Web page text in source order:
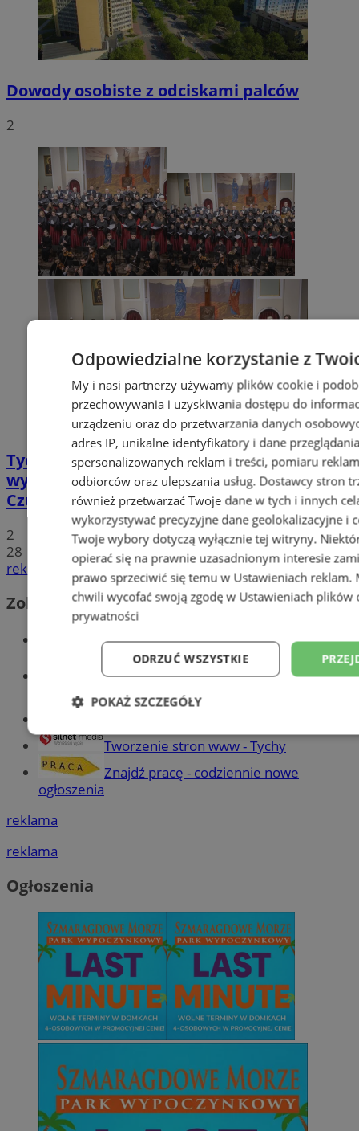
Dowody osobiste z odciskami palców
2
Tychy: Koncert chóralny "Messa di Gloria" –
wyjątkowe wydarzenie muzyczne w
Czułowie
2
28
reklama
Zobacz również
Wiadomości kryminalne w Tychach
Wiadomości lokalne
Tworzenie stron www - Tychy
Znajdź pracę - codziennie nowe
ogłoszenia
reklama
reklama
Ogłoszenia
Odpowiedzialne korzystanie z
My i nasi partnerzy używamy plików cookie i
przechowywania i uzyskiwania dostępu do
urządzeniu oraz do przetwarzania danych
adres IP, unikalne identyfikatory i dane
spersonalizowanych reklam i treści, pomiaru
odbiorców oraz ulepszania usług. Dostawcy stron
również przetwarzać Twoje dane w tych i innych
wykorzystywać precyzyjne dane geolokalizacyjne i
Twoje wybory dotyczą wyłącznie tej witryny.
opierać się na prawnie uzasadnionym interesie
prawo sprzeciwić się temu w Ustawieniach reklam.
chwili wycofać swoją zgodę w Ustawieniach plików
prywatności
ODRZUĆ WSZYSTKIE
POKAŻ SZCZEGÓŁY
Niezbędne Wydajność
Niezbędne Wydajność Targetowanie
Niezbędne pliki cookie umożliwiają korzystanie z podstawowych
takich jak logowanie użytkownika i zarządzanie kontem. Bez
można prawidłowo korzystać ze strony internetowej.
Nazwa
Provider/
Domena
SessID
mojetychy.pl
QeSessID mojetychy.pl
mojetychy.pl